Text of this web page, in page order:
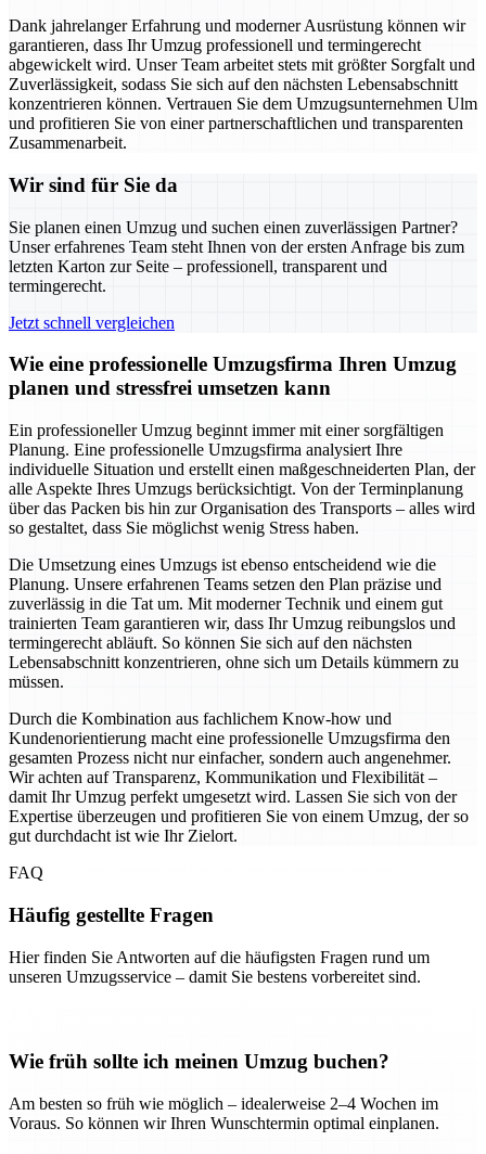
Dank jahrelanger Erfahrung und moderner Ausrüstung können wir
garantieren, dass Ihr Umzug professionell und termingerecht
abgewickelt wird. Unser Team arbeitet stets mit größter Sorgfalt und
Zuverlässigkeit, sodass Sie sich auf den nächsten Lebensabschnitt
konzentrieren können. Vertrauen Sie dem Umzugsunternehmen Ulm
und profitieren Sie von einer partnerschaftlichen und transparenten
Zusammenarbeit.
Wir sind für Sie da
Sie planen einen Umzug und suchen einen zuverlässigen Partner?
Unser erfahrenes Team steht Ihnen von der ersten Anfrage bis zum
letzten Karton zur Seite – professionell, transparent und
termingerecht.
Jetzt schnell vergleichen
Wie eine professionelle Umzugsfirma Ihren Umzug
planen und stressfrei umsetzen kann
Ein professioneller Umzug beginnt immer mit einer sorgfältigen
Planung. Eine professionelle Umzugsfirma analysiert Ihre
individuelle Situation und erstellt einen maßgeschneiderten Plan, der
alle Aspekte Ihres Umzugs berücksichtigt. Von der Terminplanung
über das Packen bis hin zur Organisation des Transports – alles wird
so gestaltet, dass Sie möglichst wenig Stress haben.
Die Umsetzung eines Umzugs ist ebenso entscheidend wie die
Planung. Unsere erfahrenen Teams setzen den Plan präzise und
zuverlässig in die Tat um. Mit moderner Technik und einem gut
trainierten Team garantieren wir, dass Ihr Umzug reibungslos und
termingerecht abläuft. So können Sie sich auf den nächsten
Lebensabschnitt konzentrieren, ohne sich um Details kümmern zu
müssen.
Durch die Kombination aus fachlichem Know-how und
Kundenorientierung macht eine professionelle Umzugsfirma den
gesamten Prozess nicht nur einfacher, sondern auch angenehmer.
Wir achten auf Transparenz, Kommunikation und Flexibilität –
damit Ihr Umzug perfekt umgesetzt wird. Lassen Sie sich von der
Expertise überzeugen und profitieren Sie von einem Umzug, der so
gut durchdacht ist wie Ihr Zielort.
FAQ
Häufig gestellte Fragen
Hier finden Sie Antworten auf die häufigsten Fragen rund um
unseren Umzugsservice – damit Sie bestens vorbereitet sind.
Wie früh sollte ich meinen Umzug buchen?
Am besten so früh wie möglich – idealerweise 2–4 Wochen im
Voraus. So können wir Ihren Wunschtermin optimal einplanen.